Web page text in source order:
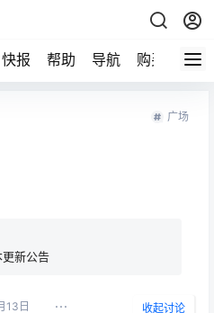
快报 帮助 导航 购买
广场
新公告
13日 收起讨论